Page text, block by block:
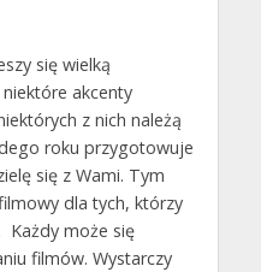
się wielką
akcenty
z nich należą
roku przygotowuje
się z Wami. Tym
dla tych, którzy
Każdy może się
filmów. Wystarczy